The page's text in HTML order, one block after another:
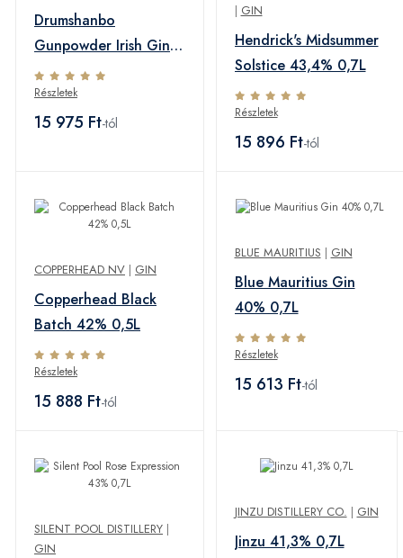
Drumshanbo
Gunpowder Irish Gin
(Kerámia) 43% 0,7L
Részletek
15 975 Ft-tól
| GIN
Hendrick's Midsummer
Solstice 43,4% 0,7L
Részletek
15 896 Ft-tól
COPPERHEAD NV | GIN
Copperhead Black
Batch 42% 0,5L
Részletek
15 888 Ft-tól
BLUE MAURITIUS | GIN
Blue Mauritius Gin
40% 0,7L
Részletek
15 613 Ft-tól
SILENT POOL DISTILLERY |
GIN
JINZU DISTILLERY CO. | GIN
Jinzu 41,3% 0,7L